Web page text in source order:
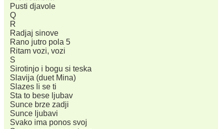
Pusti djavole
Q
R
Radjaj sinove
Rano jutro pola 5
Ritam vozi, vozi
S
Sirotinjo i bogu si teska
Slavija (duet Mina)
Slazes li se ti
Sta to bese ljubav
Sunce brze zadji
Sunce ljubavi
Svako ima ponos svoj